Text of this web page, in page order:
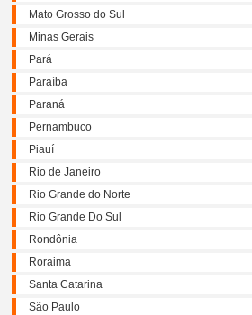
Mato Grosso do Sul
Minas Gerais
Pará
Paraíba
Paraná
Pernambuco
Piauí
Rio de Janeiro
Rio Grande do Norte
Rio Grande Do Sul
Rondônia
Roraima
Santa Catarina
São Paulo